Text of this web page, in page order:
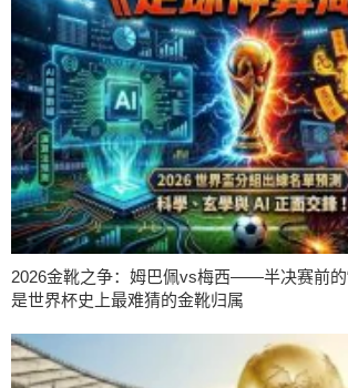
2026金靴之争：姆巴佩vs梅西——半决赛前的
是世界杯史上最难猜的金靴归属